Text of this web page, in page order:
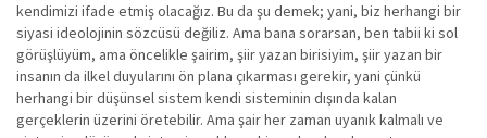
kendimizi ifade etmiş olacağız. Bu da şu demek; yani, biz herhangi bir
siyasi ideolojinin sözcüsü değiliz. Ama bana sorarsan, ben tabii ki sol
görüşlüyüm, ama öncelikle şairim, şiir yazan birisiyim, şiir yazan bir
insanın da ilkel duyularını ön plana çıkarması gerekir, yani çünkü
herhangi bir düşünsel sistem kendi sisteminin dışında kalan
gerçeklerin üzerini öretebilir. Ama şair her zaman uyanık kalmalı ve